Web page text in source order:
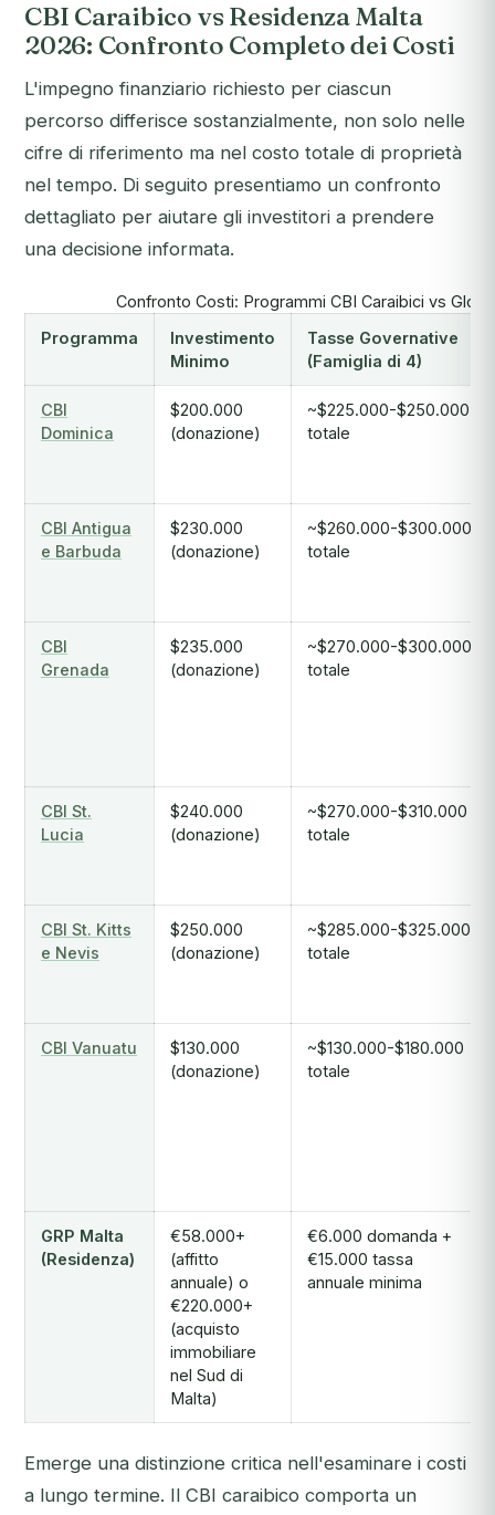
CBI Caraibico vs Residenza Malta
2026: Confronto Completo dei Costi
L'impegno finanziario richiesto per ciascun
percorso differisce sostanzialmente, non solo nelle
cifre di riferimento ma nel costo totale di proprietà
nel tempo. Di seguito presentiamo un confronto
dettagliato per aiutare gli investitori a prendere
una decisione informata.
Confronto Costi: Programmi CBI Caraibici vs
Programma
Investimento
Minimo
Tasse Governative
(Famiglia di 4)
CBI
Dominica
$200.000
(donazione)
~$225.000-$250.000
totale
CBI Antigua
e Barbuda
$230.000
(donazione)
~$260.000-$300.000
totale
CBI
Grenada
$235.000
(donazione)
~$270.000-$300.000
totale
CBI St.
Lucia
$240.000
(donazione)
~$270.000-$310.000
totale
CBI St. Kitts
e Nevis
$250.000
(donazione)
~$285.000-$325.000
totale
CBI Vanuatu
$130.000
(donazione)
~$130.000-$180.000
totale
GRP Malta
(Residenza)
€58.000+
(affitto
annuale) o
€220.000+
(acquisto
immobiliare
nel Sud di
Malta)
€6.000 domanda +
€15.000 tassa
annuale minima
Emerge una distinzione critica nell'esaminare i costi
a lungo termine. Il CBI caraibico comporta un